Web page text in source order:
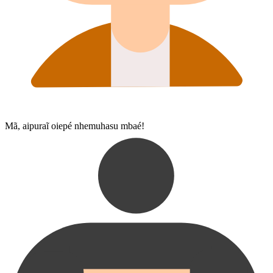
Mã, aipuraĩ oiepé nhemuhasu mbaé!